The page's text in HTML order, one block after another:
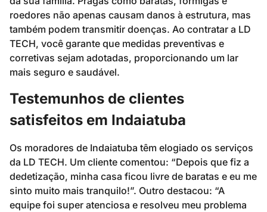
roedores não apenas causam danos à estrutura, mas
também podem transmitir doenças. Ao contratar a LD
TECH, você garante que medidas preventivas e
corretivas sejam adotadas, proporcionando um lar
mais seguro e saudável.
Testemunhos de clientes
satisfeitos em Indaiatuba
Os moradores de Indaiatuba têm elogiado os serviços
da LD TECH. Um cliente comentou: “Depois que fiz a
dedetização, minha casa ficou livre de baratas e eu me
sinto muito mais tranquilo!”. Outro destacou: “A
equipe foi super atenciosa e resolveu meu problema